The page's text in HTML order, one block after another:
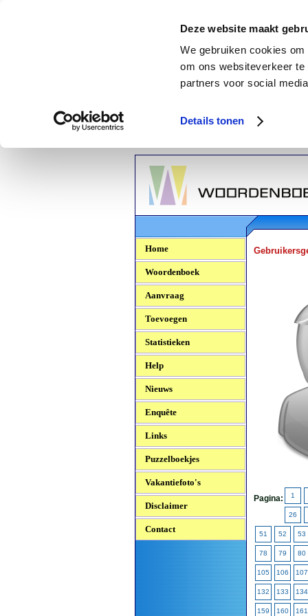
Deze website maakt
We gebruiken cookies
om ons websiteverkeer
partners voor social
Details tonen
Woordenboek.NU
Home
Woordenboek
Aanvraag
Toevoegen
Statistieken
Help
Nieuws
Enquête
Links
Puzzelboekjes
Vakantiefoto's
Disclaimer
Contact
Pagina: 1
26
51 52 53
78 79 80
105 106 107
132 133 134
159 160 161